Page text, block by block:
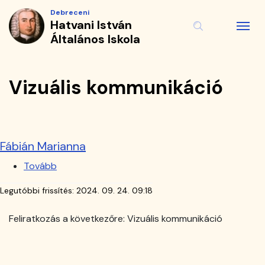
Vizuális
kommunikáció
Hatvani
Iskola
Ugrás
tartalomra
Debreceni
Hatvani István
Általános Iskola
Vizuális kommunikáció
Fábián Marianna
Tovább
Legutóbbi frissítés: 2024. 09. 24. 09:18
Feliratkozás a következőre: Vizuális kommunikáció